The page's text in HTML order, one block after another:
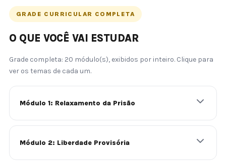
GRADE CURRICULAR COMPLETA
O QUE VOCÊ VAI ESTUDAR
Grade completa: 20 módulo(s), exibidos por inteiro. Clique para
ver os temas de cada um.
Módulo 1: Relaxamento da Prisão
Módulo 2: Liberdade Provisória